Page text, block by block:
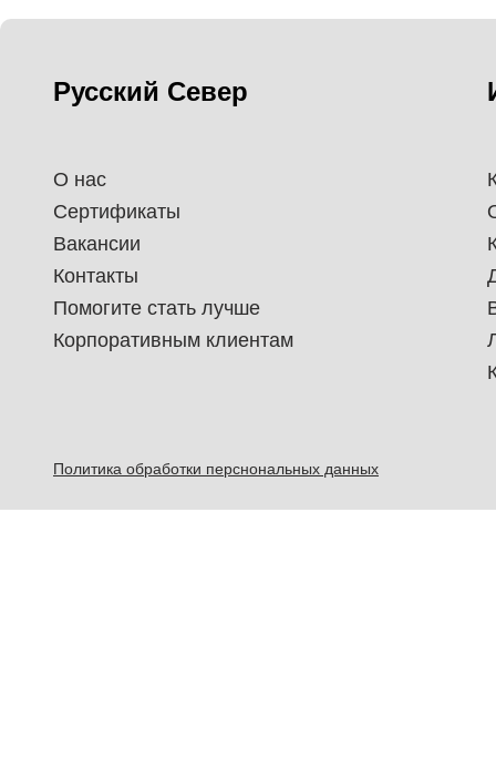
Русский Север
О нас
Сертификаты
Вакансии
Контакты
Помогите стать лучше
Корпоративным клиентам
Политика обработки перснональных данных